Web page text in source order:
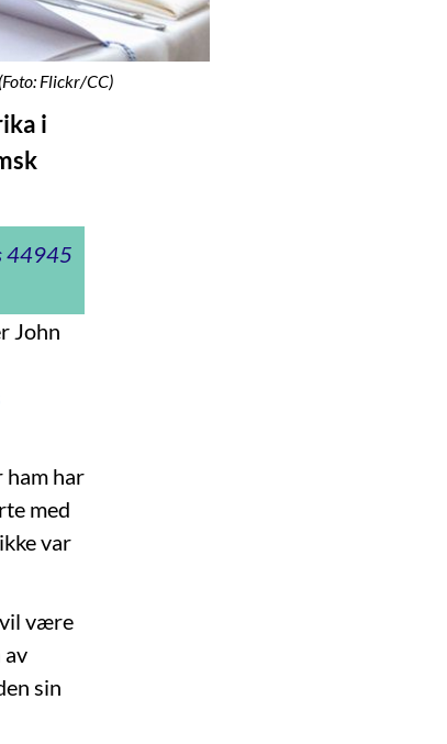
Flickr/CC)
i
44945
John
ham har
med
var
vil være
av
sin